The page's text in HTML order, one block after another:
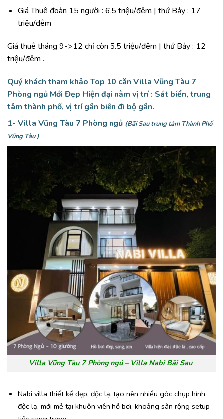
Giá Thuê đoàn 15 người : 6.5 triệu/đêm | thứ Bảy : 17
triệu/đêm
Giá thuê tháng 9->12 chỉ còn 5.5 triệu/đêm | thứ Bảy : 12
triệu/đêm .
Quý khách tham khảo Top 10 căn Villa Vũng Tàu 7
Phòng ngủ Mới Đẹp Hiện đại nằm vị trí : Sát biển, trung
tâm thành phố, vị trí gần biển đi bộ gần.
1- Villa Vũng Tàu 7 Phòng ngủ (Bãi Sau trung tâm Thành Phố
Vũng Tàu )
Villa Vũng Tàu 7 Phòng ngủ – Villa Nabi Bãi Sau
Nabi villa thiết kế đẹp, độc lạ, tạo nên nhiều góc chụp hình
độc lạ, mới mẻ tại khuôn viên hồ bơi, khoảng sân rộng setup